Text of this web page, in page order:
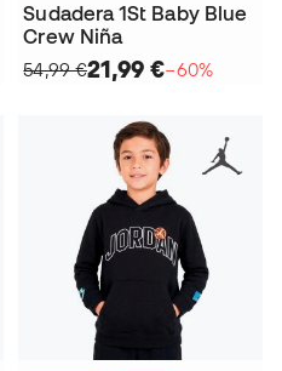
Sudadera 1St Baby Blue
Crew Niña
54,99 €21,99 €−60%